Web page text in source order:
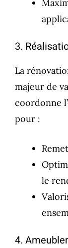
3.
La
majeur de
coordonne
pour :
le
4.